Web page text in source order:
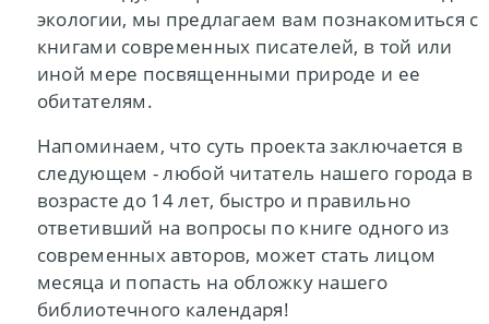
экологии, мы предлагаем вам познакомиться с
книгами современных писателей, в той или
иной мере посвященными природе и ее
обитателям.
Напоминаем, что суть проекта заключается в
следующем - любой читатель нашего города в
возрасте до 14 лет, быстро и правильно
ответивший на вопросы по книге одного из
современных авторов, может стать лицом
месяца и попасть на обложку нашего
библиотечного календаря!